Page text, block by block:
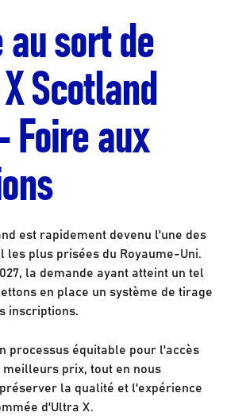
sort de
Scotland
Foire aux
est rapidement devenu l'une des
les plus prisées du Royaume-Uni.
la demande ayant atteint un tel
en place un système de tirage
inscriptions.
processus équitable pour l'accès
meilleurs prix, tout en nous
la qualité et l'expérience
d'Ultra X.